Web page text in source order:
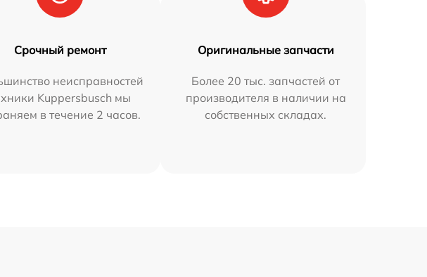
Срочный ремонт
неисправностей
Kuppersbusch мы
в течение 2 часов.
Оригинальные запчасти
Более 20 тыс. запчастей от
производителя в наличии на
собственных складах.